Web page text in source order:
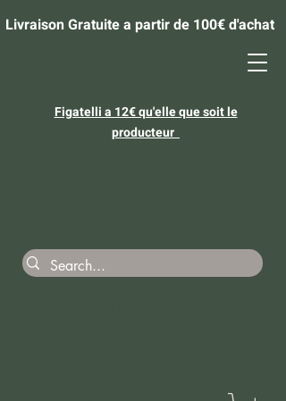
Livraison Gratuite a partir de 100€ d'achat
​Figatelli a 12€ qu'elle que soit le
producteur